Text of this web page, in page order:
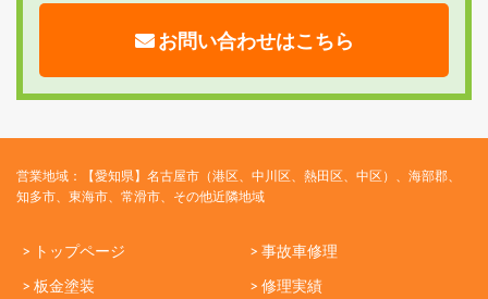
お問い合わせはこちら
営業地域：【愛知県】名古屋市（港区、中川区、熱田区、中区）、海部郡、
知多市、東海市、常滑市、その他近隣地域
> トップページ
> 事故車修理
> 板金塗装
> 修理実績